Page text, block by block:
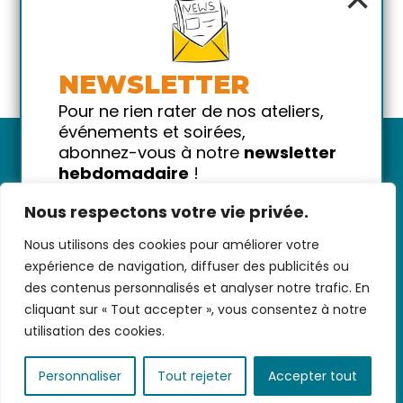
Nous respectons votre vie privée.
Nous utilisons des cookies pour améliorer votre
expérience de navigation, diffuser des publicités ou
des contenus personnalisés et analyser notre trafic. En
cliquant sur « Tout accepter », vous consentez à notre
utilisation des cookies.
Personnaliser Tout rejeter Accepter tout
Nous contacter- CGV/CGU-Données
personnelles-Infos pratiques- FAQ
NEWSLETTER
Pour ne rien rater de nos ateliers,
événements et soirées,
abonnez-vous à notre newsletter
hebdomadaire !
!
Votre email